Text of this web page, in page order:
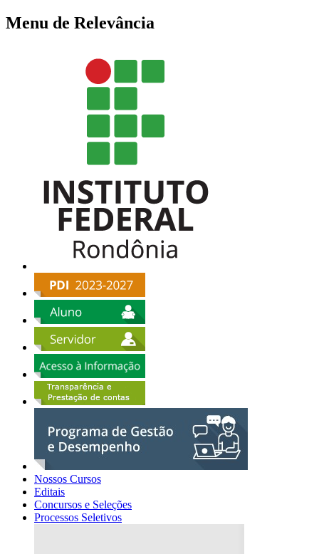
Menu de Relevância
Nossos Cursos
Editais
Concursos e Seleções
Processos Seletivos